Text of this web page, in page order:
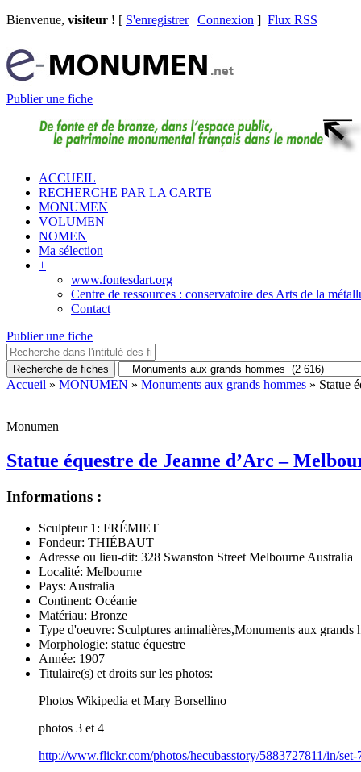
Bienvenue, visiteur ! [ S'enregistrer| Connexion ] Flux RSS
Publier une fiche
ACCUEIL
RECHERCHE PAR LA CARTE
MONUMEN
VOLUMEN
NOMEN
Ma sélection
+
www.fontesdart.org
Centre de ressources : conservatoire des Arts de la
Contact
Publier une fiche
Recherche de fiches
Accueil » MONUMEN » Monuments aux grands hommes » Statue
Monumen
Statue équestre de Jeanne d’Arc –
Informations :
Sculpteur 1: FRÉMIET
Fondeur: THIÉBAUT
Adresse ou lieu-dit: 328 Swanston Street Melbourne Australia
Localité: Melbourne
Pays: Australia
Continent: Océanie
Matériau: Bronze
Type d'oeuvre: Sculptures animalières,Monuments aux grands
Morphologie: statue équestre
Année: 1907
Titulaire(s) et droits sur les photos:
Photos Wikipedia et Mary Borsellino
photos 3 et 4
http://www.flickr.com/photos/hecubasstory/5883727811/in/